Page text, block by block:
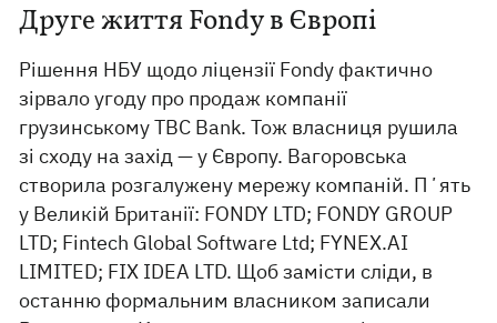
Друге життя Fondy в Європі
Рішення НБУ щодо ліцензії Fondy фактично
зірвало угоду про продаж компанії
грузинському TBC Bank. Тож власниця рушила
зі сходу на захід — у Європу. Вагоровська
створила розгалужену мережу компаній. Пʼять
у Великій Британії: FONDY LTD; FONDY GROUP
LTD; Fintech Global Software Ltd; FYNEX.AI
LIMITED; FIX IDEA LTD. Щоб замісти сліди, в
останню формальним власником записали